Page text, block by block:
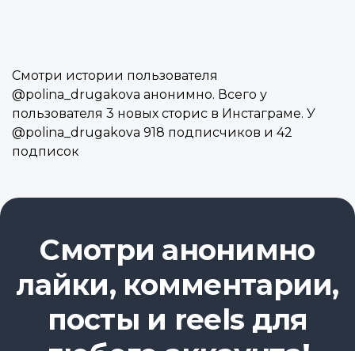
Смотри истории пользователя
@polina_drugakova анонимно. Всего у
пользователя 3 новых сторис в Инстаграме. У
@polina_drugakova 918 подписчиков и 42
подписок
Смотри анонимно
лайки, комментарии,
посты и reels для